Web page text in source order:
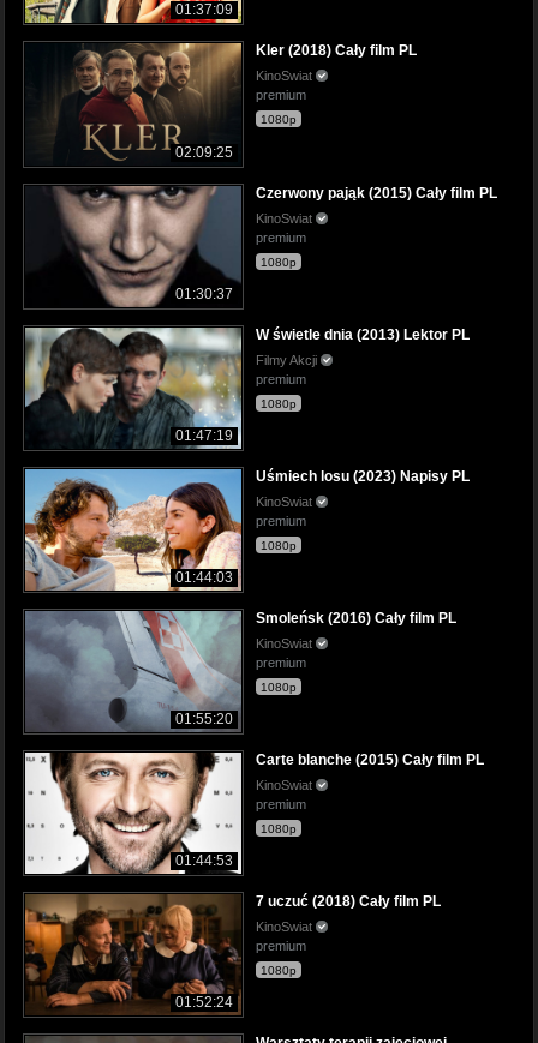
01:37:09
02:09:25
Kler (2018) Cały film PL
KinoSwiat
premium
1080p
01:30:37
Czerwony pająk (2015) Cały film PL
KinoSwiat
premium
1080p
01:47:19
W świetle dnia (2013) Lektor PL
Filmy Akcji
premium
1080p
01:44:03
Uśmiech losu (2023) Napisy PL
KinoSwiat
premium
1080p
01:55:20
Smoleńsk (2016) Cały film PL
KinoSwiat
premium
1080p
01:44:53
Carte blanche (2015) Cały film PL
KinoSwiat
premium
1080p
01:52:24
7 uczuć (2018) Cały film PL
KinoSwiat
premium
1080p